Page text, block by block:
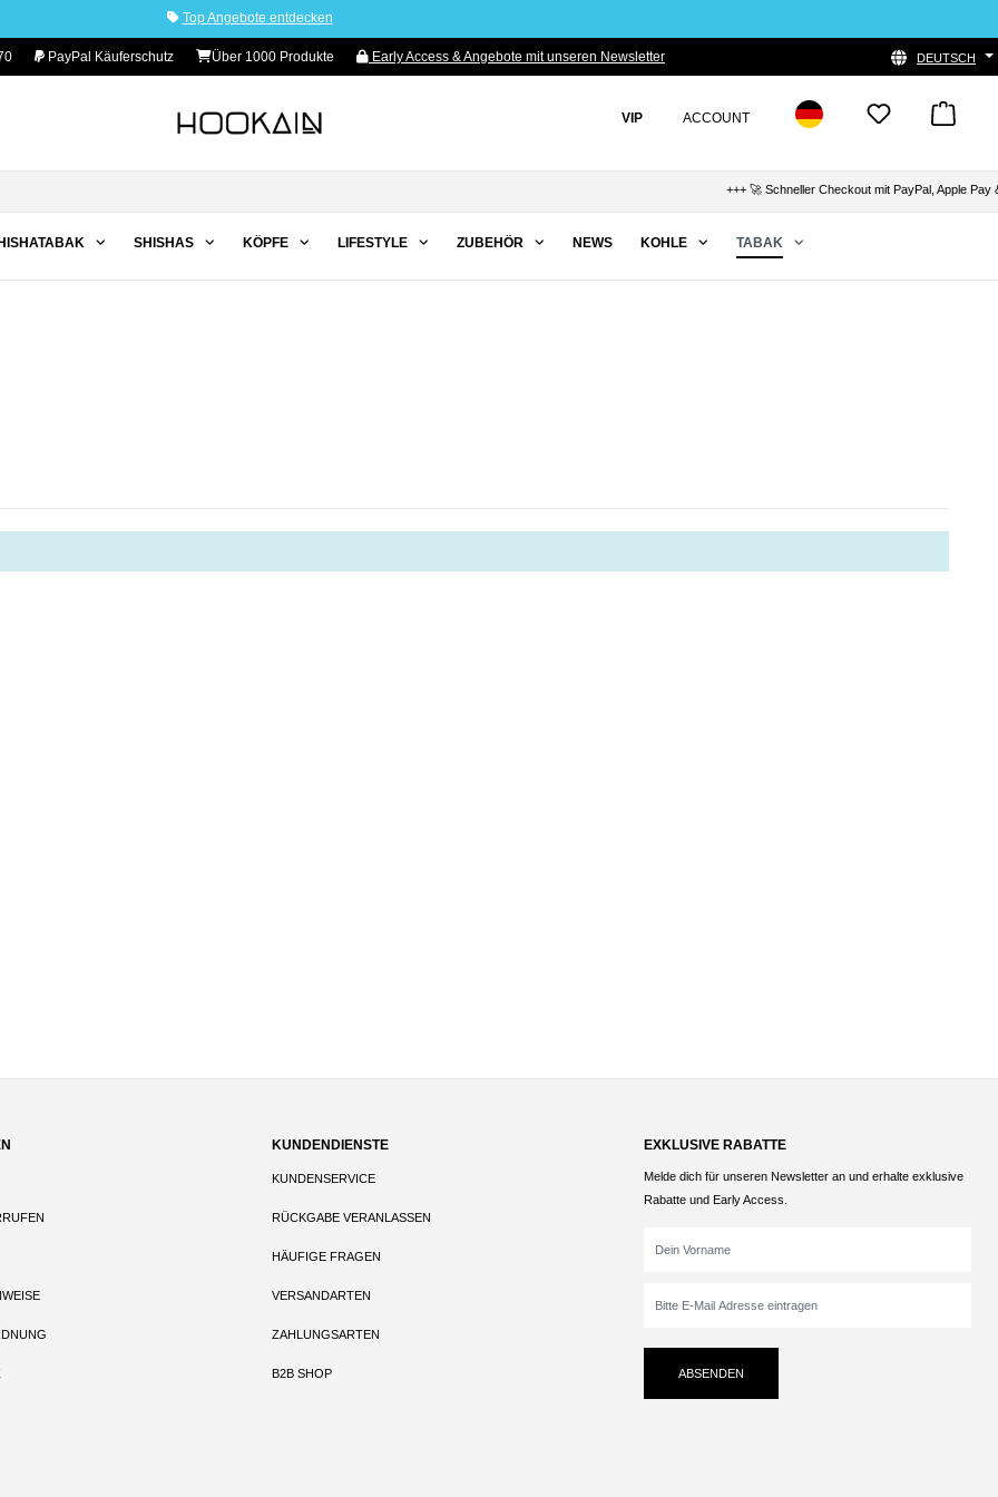
Top Angebote entdecken
PayPal Käuferschutz Über 1000 Produkte Early Access & Angebote mit unseren Newsletter DEUTSCH
VIP ACCOUNT
+++ 🚀 Schneller Checkout mit PayPal, Apple Pay
SHISHAS KÖPFE LIFESTYLE ZUBEHÖR NEWS KOHLE TABAK
KUNDENDIENSTE
KUNDENSERVICE
RÜCKGABE VERANLASSEN
HÄUFIGE FRAGEN
VERSANDARTEN
ZAHLUNGSARTEN
B2B SHOP
EXKLUSIVE RABATTE
Melde dich für unseren Newsletter an und erhalte exklusive
Rabatte und Early Access.
ABSENDEN